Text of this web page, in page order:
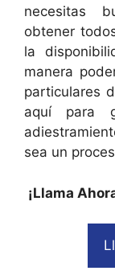
necesitas
obtener
la
manera
particulares
aquí para
sea un
¡Llama